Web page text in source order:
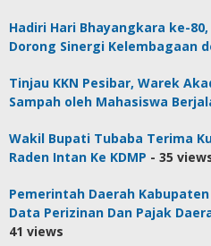
Hadiri Hari Bhayangkara ke-
Dorong Sinergi Kelembagaan
Tinjau KKN Pesibar, Warek
Sampah oleh Mahasiswa
Wakil Bupati Tubaba Terima
Raden Intan Ke KDMP - 35
Pemerintah Daerah
Data Perizinan Dan Pajak
41 views